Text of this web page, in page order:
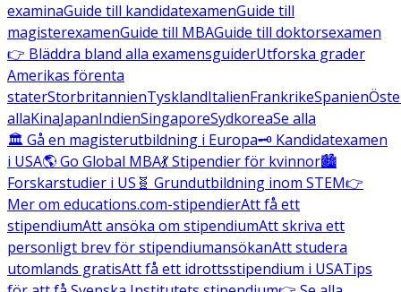
examinaGuide till kandidatexamenGuide till
magisterexamenGuide till MBAGuide till doktorsexamen
👉 Bläddra bland alla examensguiderUtforska grader
Amerikas förenta
staterStorbritannienTysklandItalienFrankrikeSpanien
allaKinaJapanIndienSingaporeSydkoreaSe alla
🏛️ Gå en magisterutbildning i Europa🗝️ Kandidatexamen
i USA🌎 Go Global MBA💃 Stipendier för kvinnor🏙️
Forskarstudier i US 🧬 Grundutbildning inom STEM👉
Mer om educations.com-stipendierAtt få ett
stipendiumAtt ansöka om stipendiumAtt skriva ett
personligt brev för stipendiumansökanAtt studera
utomlands gratisAtt få ett idrottsstipendium i USATips